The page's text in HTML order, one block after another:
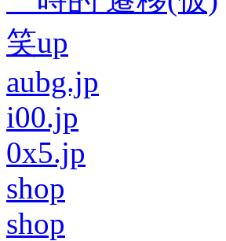
笑up
aubg.jp
i00.jp
0x5.jp
shop
shop